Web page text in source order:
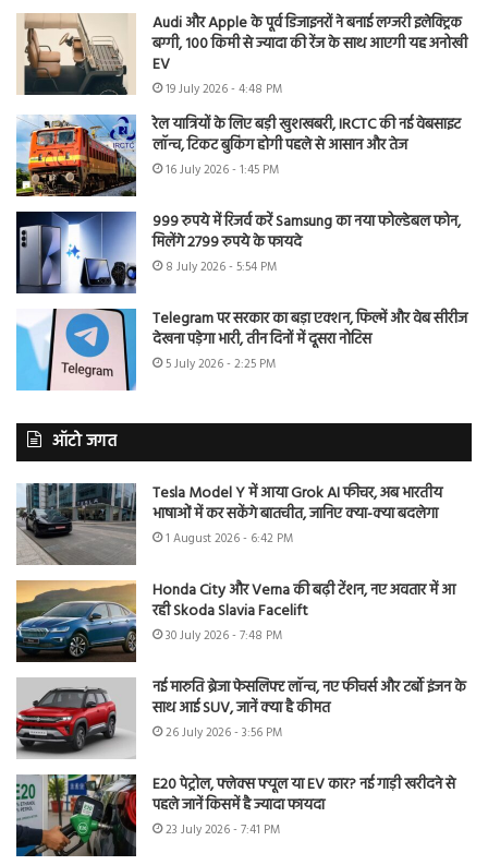
Audi और Apple के पूर्व डिजाइनरों ने बनाई लग्जरी इलेक्ट्रिक
बग्गी, 100 किमी से ज्यादा की रेंज के साथ आएगी यह अनोखी
EV
19 July 2026 - 4:48 PM
रेल यात्रियों के लिए बड़ी खुशखबरी, IRCTC की नई वेबसाइट
लॉन्च, टिकट बुकिंग होगी पहले से आसान और तेज
16 July 2026 - 1:45 PM
999 रुपये में रिजर्व करें Samsung का नया फोल्डेबल फोन,
मिलेंगे 2799 रुपये के फायदे
8 July 2026 - 5:54 PM
Telegram पर सरकार का बड़ा एक्शन, फिल्में और वेब सीरीज
देखना पड़ेगा भारी, तीन दिनों में दूसरा नोटिस
5 July 2026 - 2:25 PM
ऑटो जगत
Tesla Model Y में आया Grok AI फीचर, अब भारतीय
भाषाओं में कर सकेंगे बातचीत, जानिए क्या-क्या बदलेगा
1 August 2026 - 6:42 PM
Honda City और Verna की बढ़ी टेंशन, नए अवतार में आ
रही Skoda Slavia Facelift
30 July 2026 - 7:48 PM
नई मारुति ब्रेजा फेसलिफ्ट लॉन्च, नए फीचर्स और टर्बो इंजन के
साथ आई SUV, जानें क्या है कीमत
26 July 2026 - 3:56 PM
E20 पेट्रोल, फ्लेक्स फ्यूल या EV कार? नई गाड़ी खरीदने से
पहले जानें किसमें है ज्यादा फायदा
23 July 2026 - 7:41 PM